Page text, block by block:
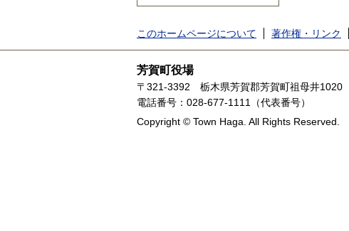
このホームページについて 著作権・リンク
芳賀町役場
〒321-3392
栃木県芳賀郡芳賀町祖母井1020
電話番号：028-677-1111（代表番号）
Copyright © Town Haga. All Rights Reserved.